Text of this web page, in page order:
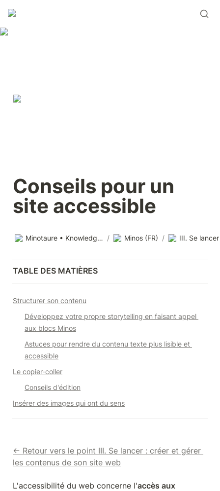
Conseils pour un
site accessible
Minotaure • Knowledge base / Minos (FR) /
TABLE DES MATIÈRES
Structurer son contenu
Développez votre propre storytelling en faisant appel
aux blocs Minos
Astuces pour rendre du contenu texte plus lisible et
accessible
Le copier-coller
Conseils d'édition
Insérer des images qui ont du sens
← Retour vers le point III. Se lancer : créer et gérer
les contenus de son site web
L'accessibilité du web concerne l'accès aux